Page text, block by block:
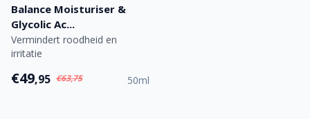
Balance Moisturiser &
Glycolic Ac...
Vermindert roodheid en
irritatie
€49,95 €63,75 50ml